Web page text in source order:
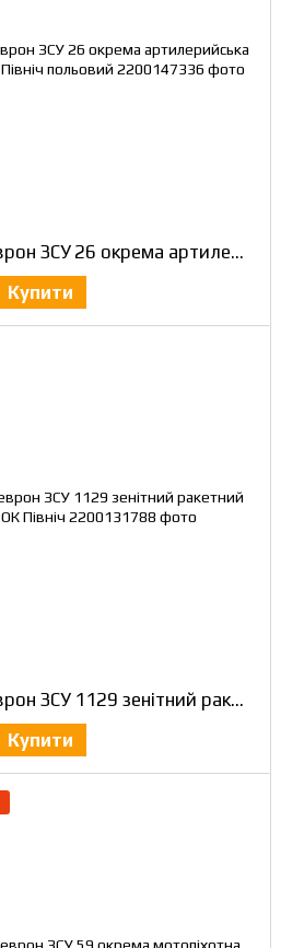
Патч / шеврон ЗСУ 26 окрема артилерийська бригада ОК Північ польовий
Купити
Патч / шеврон ЗСУ 1129 зенітний ракетний полк ОК Північ
Купити